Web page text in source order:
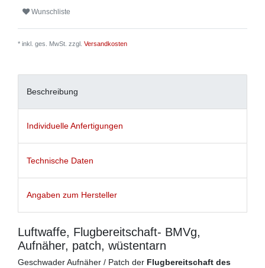
Wunschliste
* inkl. ges. MwSt. zzgl. Versandkosten
Beschreibung
Individuelle Anfertigungen
Technische Daten
Angaben zum Hersteller
Luftwaffe, Flugbereitschaft- BMVg,
Aufnäher, patch, wüstentarn
Geschwader Aufnäher / Patch der Flugbereitschaft des